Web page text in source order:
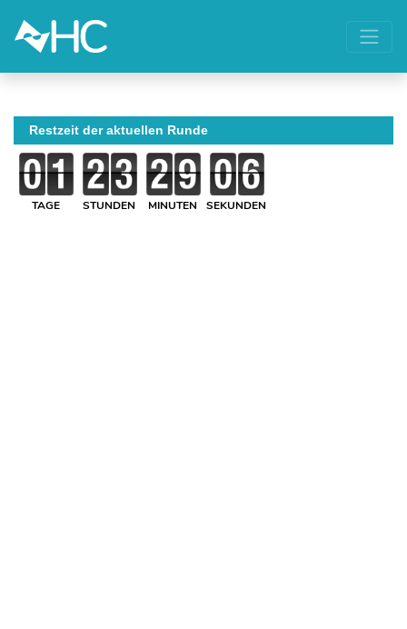
Restzeit der aktuellen Runde
TAGE STUNDEN MINUTEN SEKUNDEN